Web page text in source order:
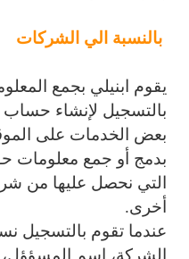
بالنسبة الي الشركات
يقوم ابنيلي بجمع
بالتسجيل لإنشاء
بعض الخدمات على
بدمج أو جمع معلومات
التي نحصل عليها من
أخرى.
عندما تقوم بالتسجيل
الشركة، اسم